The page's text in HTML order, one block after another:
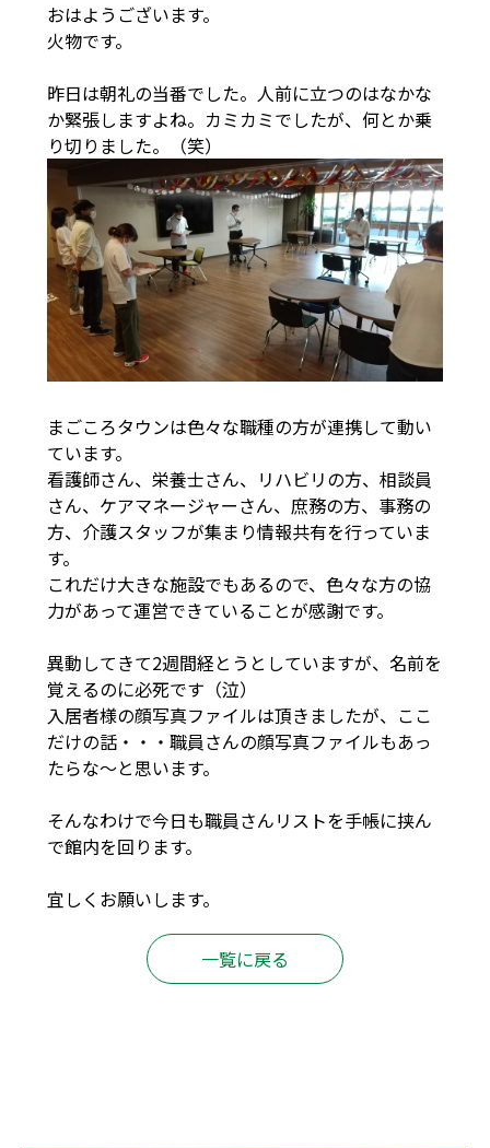
おはようございます。
火物です。
昨日は朝礼の当番でした。人前に立つのはなかな
か緊張しますよね。カミカミでしたが、何とか乗
り切りました。（笑）
まごころタウンは色々な職種の方が連携して動い
ています。
看護師さん、栄養士さん、リハビリの方、相談員
さん、ケアマネージャーさん、庶務の方、事務の
方、介護スタッフが集まり情報共有を行っていま
す。
これだけ大きな施設でもあるので、色々な方の協
力があって運営できていることが感謝です。
異動してきて2週間経とうとしていますが、名前を
覚えるのに必死です（泣）
入居者様の顔写真ファイルは頂きましたが、ここ
だけの話・・・職員さんの顔写真ファイルもあっ
たらな～と思います。
そんなわけで今日も職員さんリストを手帳に挟ん
で館内を回ります。
宜しくお願いします。
一覧に戻る